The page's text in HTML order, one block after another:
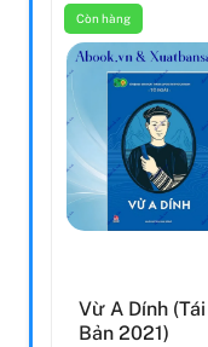
Còn hàng
Vừ A Dính (Tái
Bản 2021)